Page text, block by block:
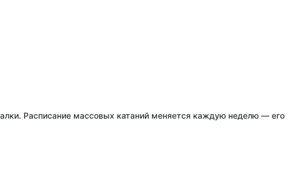
Расписание массовых катаний меняется каждую неделю — его